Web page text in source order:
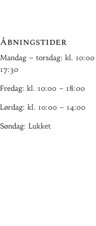
Åbningstider
Mandag – torsdag: kl.
17:30
Fredag: kl. 10:00 – 18:00
Lørdag: kl. 10:00 – 14:00
Søndag: Lukket